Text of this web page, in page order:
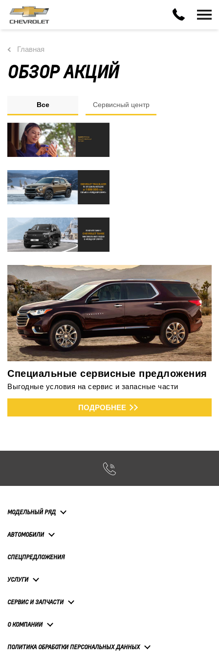
Главная
ОБЗОР АКЦИЙ
Все Сервисный центр
Специальные сервисные предложения
Выгодные условия на сервис и запасные части
ПОДРОБНЕЕ
МОДЕЛЬНЫЙ РЯД
АВТОМОБИЛИ
СПЕЦПРЕДЛОЖЕНИЯ
УСЛУГИ
СЕРВИС И ЗАПЧАСТИ
О КОМПАНИИ
ПОЛИТИКА ОБРАБОТКИ ПЕРСОНАЛЬНЫХ ДАННЫХ